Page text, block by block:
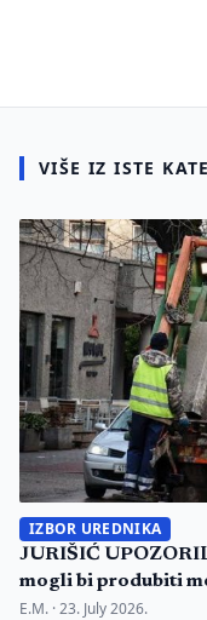
VIŠE IZ ISTE
IZBOR UREDNIKA
JURIŠIĆ
mogli bi produbiti
E.M. ·23. July 2026.